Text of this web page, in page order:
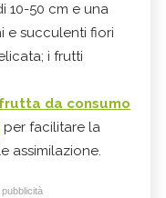
10-50 cm e una
e succulenti fiori
i frutti
da consumo
per facilitare la
assimilazione.